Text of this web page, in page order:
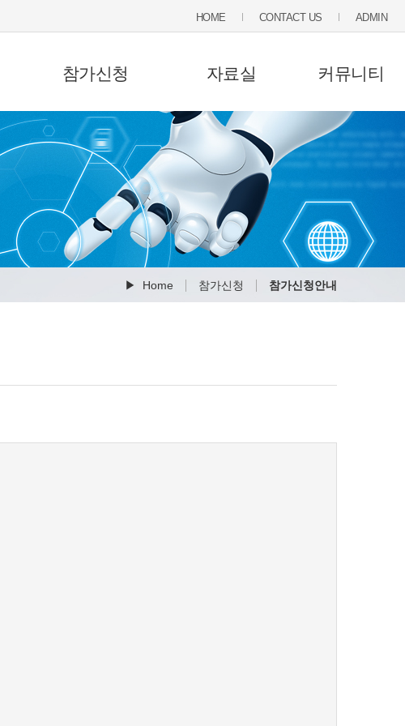
HOME CONTACT US ADMIN
참가신청 자료실 커뮤니티
참가신청안내
참가신청
▶ Home